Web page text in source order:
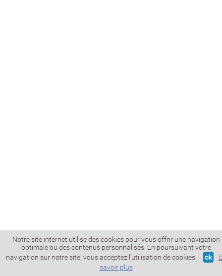
Notre site internet utilise des cookies pour vous offrir une navigation
optimale ou des contenus personnalisés. En poursuivant votre
navigation sur notre site, vous acceptez l'utilisation de cookies.
ok
savoir plus